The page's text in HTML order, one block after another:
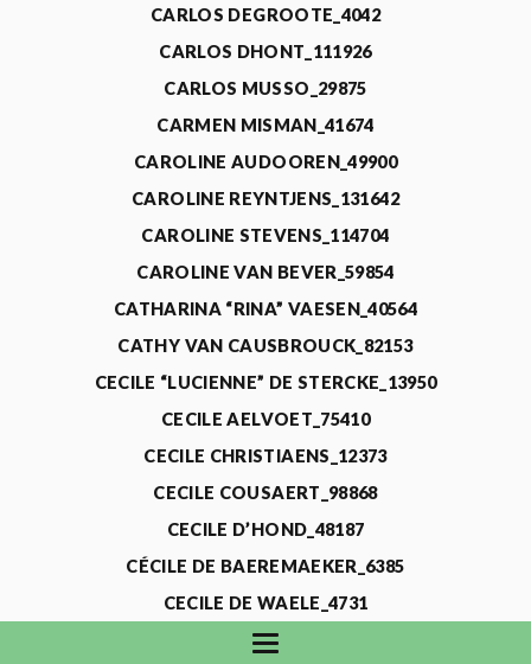
CARLOS DEGROOTE_4042
CARLOS DHONT_111926
CARLOS MUSSO_29875
CARMEN MISMAN_41674
CAROLINE AUDOOREN_49900
CAROLINE REYNTJENS_131642
CAROLINE STEVENS_114704
CAROLINE VAN BEVER_59854
CATHARINA “RINA” VAESEN_40564
CATHY VAN CAUSBROUCK_82153
CECILE “LUCIENNE” DE STERCKE_13950
CECILE AELVOET_75410
CECILE CHRISTIAENS_12373
CECILE COUSAERT_98868
CECILE D’HOND_48187
CÉCILE DE BAEREMAEKER_6385
CECILE DE WAELE_4731
CECILE DEVOS_115318